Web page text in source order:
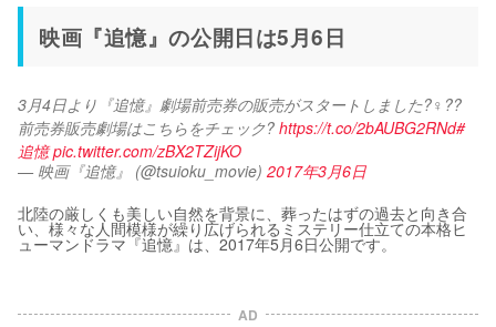
映画『追憶』の公開日は5月6日
3月4日より『追憶』劇場前売券の販売がスタートしました?‍♀️??
前売券販売劇場はこちらをチェック? https://t.co/2bAUBG2RNd#
追憶 pic.twitter.com/zBX2TZijKO
— 映画『追憶』 (@tsuioku_movie) 2017年3月6日
北陸の厳しくも美しい自然を背景に、葬ったはずの過去と向き合
い、様々な人間模様が繰り広げられるミステリー仕立ての本格ヒ
ューマンドラマ『追憶』は、2017年5月6日公開です。
AD